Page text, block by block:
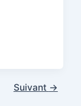
Suivant →